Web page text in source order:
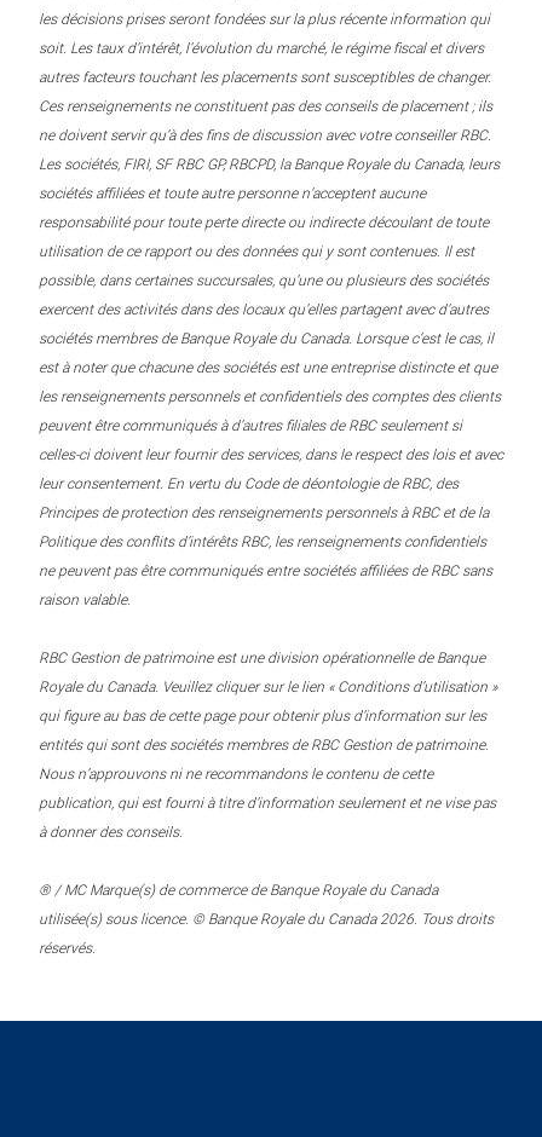
les décisions prises seront fondées sur la plus récente information qui
soit. Les taux d’intérêt, l’évolution du marché, le régime fiscal et divers
autres facteurs touchant les placements sont susceptibles de changer.
Ces renseignements ne constituent pas des conseils de placement ; ils
ne doivent servir qu’à des fins de discussion avec votre conseiller RBC.
Les sociétés, FIRI, SF RBC GP, RBCPD, la Banque Royale du Canada, leurs
sociétés affiliées et toute autre personne n’acceptent aucune
responsabilité pour toute perte directe ou indirecte découlant de toute
utilisation de ce rapport ou des données qui y sont contenues. Il est
possible, dans certaines succursales, qu’une ou plusieurs des sociétés
exercent des activités dans des locaux qu’elles partagent avec d’autres
sociétés membres de Banque Royale du Canada. Lorsque c’est le cas, il
est à noter que chacune des sociétés est une entreprise distincte et que
les renseignements personnels et confidentiels des comptes des clients
peuvent être communiqués à d’autres filiales de RBC seulement si
celles-ci doivent leur fournir des services, dans le respect des lois et avec
leur consentement. En vertu du Code de déontologie de RBC, des
Principes de protection des renseignements personnels à RBC et de la
Politique des conflits d’intérêts RBC, les renseignements confidentiels
ne peuvent pas être communiqués entre sociétés affiliées de RBC sans
raison valable.
RBC Gestion de patrimoine est une division opérationnelle de Banque
Royale du Canada. Veuillez cliquer sur le lien « Conditions d’utilisation »
qui figure au bas de cette page pour obtenir plus d’information sur les
entités qui sont des sociétés membres de RBC Gestion de patrimoine.
Nous n’approuvons ni ne recommandons le contenu de cette
publication, qui est fourni à titre d’information seulement et ne vise pas
à donner des conseils.
® / MC Marque(s) de commerce de Banque Royale du Canada
utilisée(s) sous licence. © Banque Royale du Canada 2026. Tous droits
réservés.